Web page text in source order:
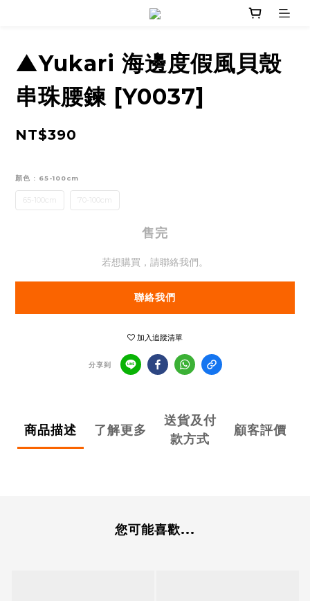
▲Yukari 海邊度假風貝殼
串珠腰鍊 [Y0037]
NT$390
顏色 : 65-100cm
65-100cm 70-100cm
售完
若想購買，請聯絡我們。
聯絡我們
加入追蹤清單
分享到
商品描述 了解更多
送貨及付
款方式
顧客評價
您可能喜歡...